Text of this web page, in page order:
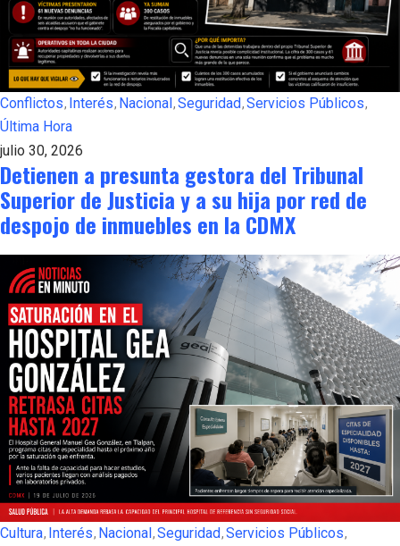
Conflictos Interés Nacional Seguridad Servicios Públicos
Última Hora
julio 30, 2026
Detienen a presunta gestora del Tribunal
Superior de Justicia y a su hija por red de
despojo de inmuebles en la CDMX
Cultura Interés Nacional Seguridad Servicios Públicos